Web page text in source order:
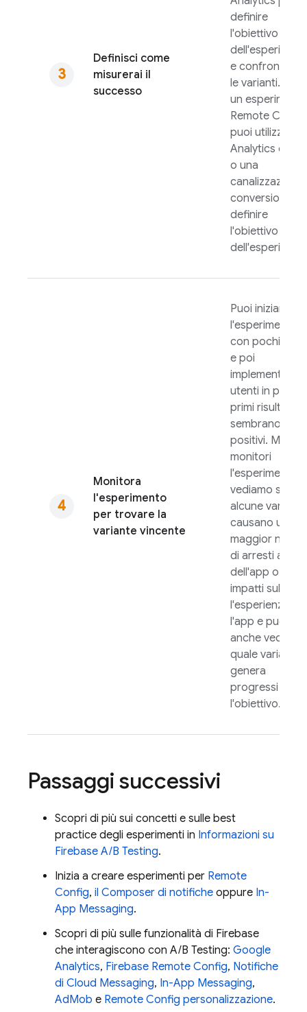
Definisci come
misurerai il
successo
definire
l'obiettivo
e confrontarne
le varianti. Con
un
Remote Config
puoi utilizzare
Analytics
o una
canalizzazione
conversione
definire
l'obiettivo
Monitora
l'esperimento
per trovare la
variante vincente
Puoi iniziare
l'esperimento
con pochi
e poi
implementarlo
utenti in più se i
primi risultati
sembrano
positivi. Mentre
monitori
l'esperimento,
vediamo se
alcune varianti
causano un
maggior
di arresti
dell'app o altri
impatti sulle
l'esperienza
l'app e puoi
anche vedere
quale variante
genera
progressi
l'obiettivo.
Passaggi successivi
Scopri di più sui concetti e sulle best
practice degli esperimenti in Informazioni su
Firebase A/B Testing.
Inizia a creare esperimenti per Remote
Config, il Composer di notifiche oppure In-
App Messaging.
Scopri di più sulle funzionalità di Firebase
che interagiscono con A/B Testing: Google
Analytics, Firebase Remote Config, Notifiche
di Cloud Messaging, In-App Messaging,
AdMob e Remote Config personalizzazione.